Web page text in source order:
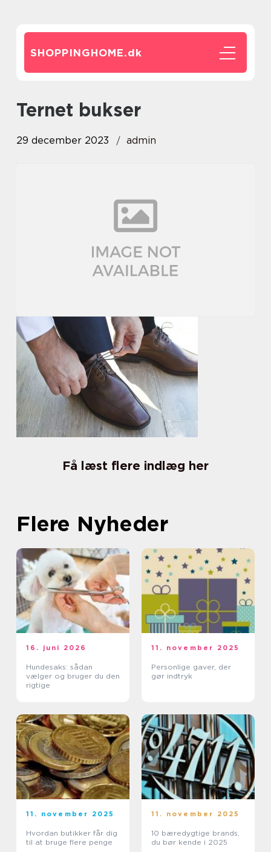
SHOPPINGHOME.dk
ternet bukser
29 december 2023 admin
Få læst flere indlæg her
Flere Nyheder
16. juni 2026
Hundesaks: sådan
vælger og bruger du den
rigtige
11. november 2025
Personlige gaver, der
gør indtryk
11. november 2025
Hvordan butikker får dig
til at bruge flere penge
11. november 2025
10 bæredygtige brands,
du bør kende i 2025